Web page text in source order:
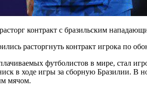
контракт с бразильским
расторгнуть контракт игрока по
футболистов в мире, стал
в ходе игры за сборную Бразилии. В
мячом.